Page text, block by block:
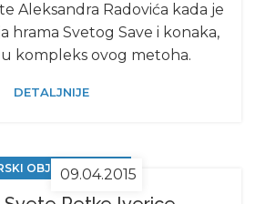
Aleksandra Radovića kada je
hrama Svetog Save i konaka,
u kompleks ovog metoha.
DETALJNIJE
09.04.2015
OBJEKTI U NIŠU